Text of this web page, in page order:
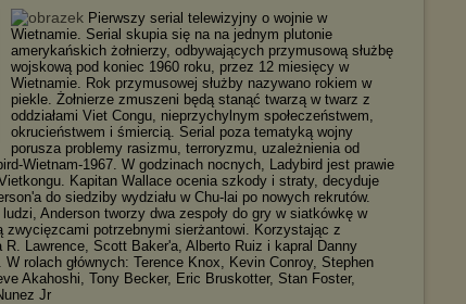
W przypadku braku twojej zgody na akceptację cookies
prosimy o opuszczenie serwisu chomikuj.pl.
Wykorzystanie plików cookiesprzezZaufanych
(dostosowanie reklam do Twoich potrzeb, analiza skuteczności
marketingowych).
Wyrażenie sprzeciwu spowoduje, że wyświetlana Ci
będzie dopasowana do Twoich preferencji, a będzie to
wyświetlona przypadkowo.
Istnieje możliwość zmiany ustawień przeglądarki
sposób uniemożliwiający przechowywanie plików
urządzeniu końcowym. Można również usunąć pliki
dokonując odpowiednich zmian w ustawieniach
internetowej.
Pełną informację na ten temat znajdziesz pod
Pierwszy serial telewizyjny o wojnie w
Wietnamie. Serial skupia się na na jednym plutonie
amerykańskich żołnierzy, odbywających przymusową służbę
wojskową pod koniec 1960 roku, przez 12 miesięcy w
Wietnamie. Rok przymusowej służby nazywano rokiem w
piekle. Żołnierze zmuszeni będą stanąć twarzą w twarz z
oddziałami Viet Congu, nieprzychylnym społeczeństwem,
okrucieństwem i śmiercią. Serial poza tematyką wojny
porusza problemy rasizmu, terroryzmu, uzależnienia od
Wietnam-1967. W godzinach nocnych, Ladybird jest prawie
Kapitan Wallace ocenia szkody i straty, decyduje
do siedziby wydziału w Chu-lai po nowych rekrutów.
Anderson tworzy dwa zespoły do gry w siatkówkę w
zwycięzcami potrzebnymi sierżantowi. Korzystając z
R. Lawrence, Scott Baker'a, Alberto Ruiz i kapral Danny
W rolach głównych: Terence Knox, Kevin Conroy, Stephen
Akahoshi, Tony Becker, Eric Bruskotter, Stan Foster,
Jr